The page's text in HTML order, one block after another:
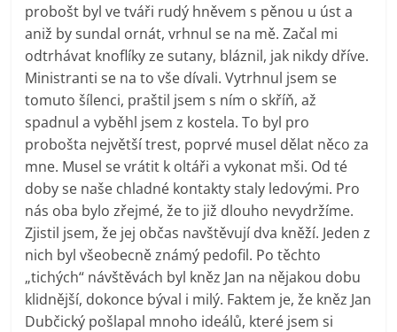
probošt byl ve tváři rudý hněvem s pěnou u úst a
aniž by sundal ornát, vrhnul se na mě. Začal mi
odtrhávat knoflíky ze sutany, bláznil, jak nikdy dříve.
Ministranti se na to vše dívali. Vytrhnul jsem se
tomuto šílenci, praštil jsem s ním o skříň, až
spadnul a vyběhl jsem z kostela. To byl pro
probošta největší trest, poprvé musel dělat něco za
mne. Musel se vrátit k oltáři a vykonat mši. Od té
doby se naše chladné kontakty staly ledovými. Pro
nás oba bylo zřejmé, že to již dlouho nevydržíme.
Zjistil jsem, že jej občas navštěvují dva kněží. Jeden z
nich byl všeobecně známý pedofil. Po těchto
„tichých“ návštěvách byl kněz Jan na nějakou dobu
klidnější, dokonce býval i milý. Faktem je, že kněz Jan
Dubčický pošlapal mnoho ideálů, které jsem si